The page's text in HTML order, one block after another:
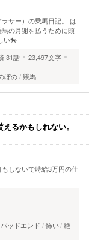
サー）の乗馬日記。 は
の月謝を払うために頭
い🐎
31話
23,497文字
ぼの 競馬
るかもしれない。
しないで時給3万円の仕
バッドエンド 怖い 絶